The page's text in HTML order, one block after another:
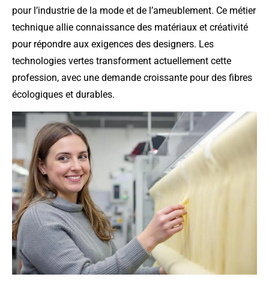
pour l’industrie de la mode et de l’ameublement. Ce métier
technique allie connaissance des matériaux et créativité
pour répondre aux exigences des designers. Les
technologies vertes transforment actuellement cette
profession, avec une demande croissante pour des fibres
écologiques et durables.